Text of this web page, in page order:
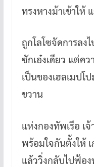
ทรงหางม้าเข้าให้
ถูกโลโซจัดการลง
ซักเอ๋งเดียว แต่ค
เป็นของเฮลเมป
ขวาน
แห่งกองทัพเรือ เ
พร้อมใจกันตั้งให้
แล้ววิ่งกลับไปฟ้อ